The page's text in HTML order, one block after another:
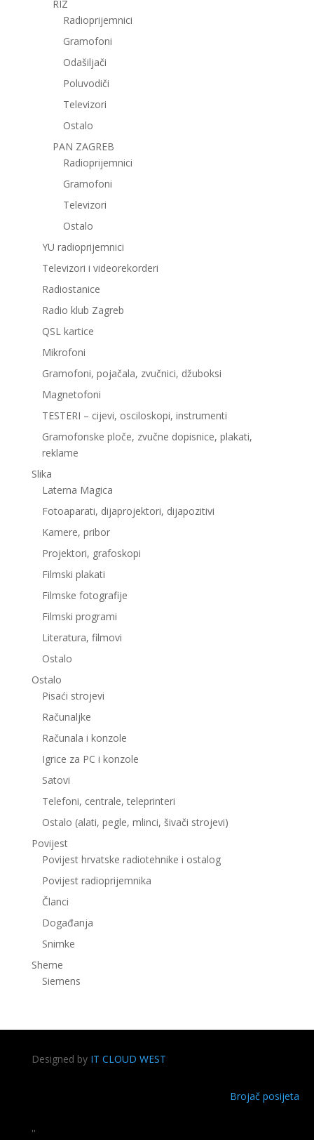
RIZ
Radioprijemnici
Gramofoni
Odašiljači
Poluvodiči
Televizori
Ostalo
PAN ZAGREB
Radioprijemnici
Gramofoni
Televizori
Ostalo
YU radioprijemnici
Televizori i videorekorderi
Radiostanice
Radio klub Zagreb
QSL kartice
Mikrofoni
Gramofoni, pojačala, zvučnici, džuboksi
Magnetofoni
TESTERI – cijevi, osciloskopi, instrumenti
Gramofonske ploče, zvučne dopisnice, plakati,
reklame
Slika
Laterna Magica
Fotoaparati, dijaprojektori, dijapozitivi
Kamere, pribor
Projektori, grafoskopi
Filmski plakati
Filmske fotografije
Filmski programi
Literatura, filmovi
Ostalo
Ostalo
Pisaći strojevi
Računaljke
Računala i konzole
Igrice za PC i konzole
Satovi
Telefoni, centrale, teleprinteri
Ostalo (alati, pegle, mlinci, šivači strojevi)
Povijest
Povijest hrvatske radiotehnike i ostalog
Povijest radioprijemnika
Članci
Događanja
Snimke
Sheme
Siemens
Designed by IT CLOUD WEST
Brojač posijeta
''